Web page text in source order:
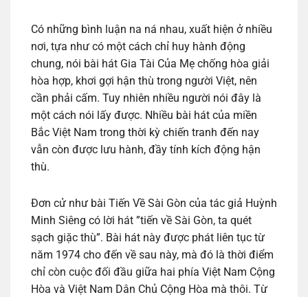
Có những bình luận na ná nhau, xuất hiện ở nhiều
nơi, tựa như có một cách chỉ huy hành động
chung, nói bài hát Gia Tài Của Mẹ chống hòa giải
hòa hợp, khơi gợi hận thù trong người Việt, nên
cần phải cấm. Tuy nhiên nhiều người nói đây là
một cách nói lấy được. Nhiều bài hát của miền
Bắc Việt Nam trong thời kỳ chiến tranh đến nay
vẫn còn được lưu hành, đầy tính kích động hận
thù.
Đơn cử như bài Tiến Về Sài Gòn của tác giả Huỳnh
Minh Siêng có lời hát ”tiến về Sài Gòn, ta quét
sạch giặc thù”. Bài hát này được phát liên tục từ
năm 1974 cho đến về sau này, mà đó là thời điểm
chỉ còn cuộc đối đầu giữa hai phía Việt Nam Cộng
Hòa và Việt Nam Dân Chủ Cộng Hòa mà thôi. Từ